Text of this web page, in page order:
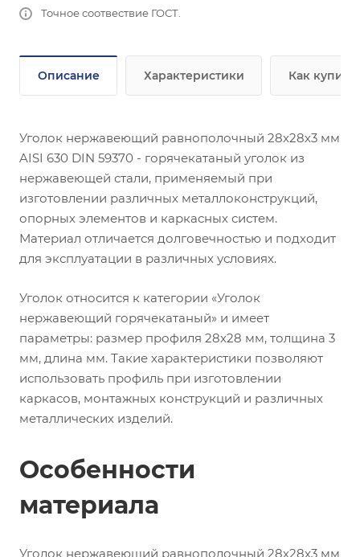
Точное соотвествие ГОСТ.
Описание Характеристики Как купить
Уголок нержавеющий равнополочный 28х28х3 мм
AISI 630 DIN 59370 - горячекатаный уголок из
нержавеющей стали, применяемый при
изготовлении различных металлоконструкций,
опорных элементов и каркасных систем.
Материал отличается долговечностью и подходит
для эксплуатации в различных условиях.
Уголок относится к категории «Уголок
нержавеющий горячекатаный» и имеет
параметры: размер профиля 28х28 мм, толщина 3
мм, длина мм. Такие характеристики позволяют
использовать профиль при изготовлении
каркасов, монтажных конструкций и различных
металлических изделий.
Особенности
материала
Уголок нержавеющий равнополочный 28х28х3 мм